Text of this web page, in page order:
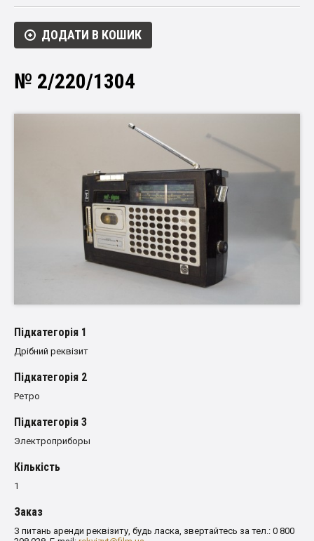
ДОДАТИ В КОШИК
№ 2/220/1304
Пiдкатегорiя 1
Дрібний реквізит
Пiдкатегорiя 2
Ретро
Пiдкатегорiя 3
Электроприборы
Кількість
1
Заказ
З питань аренди реквізиту, будь ласка, звертайтесь за тел.: 0 800